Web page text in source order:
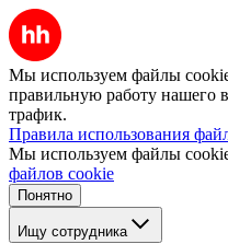
Мы используем файлы
правильную работу нашего
трафик.
Правила использования
Мы используем файлы
файлов cookie
Понятно
Ищу сотрудника